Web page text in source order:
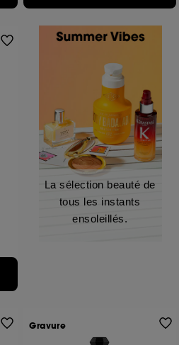
La sélection beauté de
tous les instants
ensoleillés.
Gravure